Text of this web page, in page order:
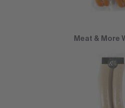
Meat & More